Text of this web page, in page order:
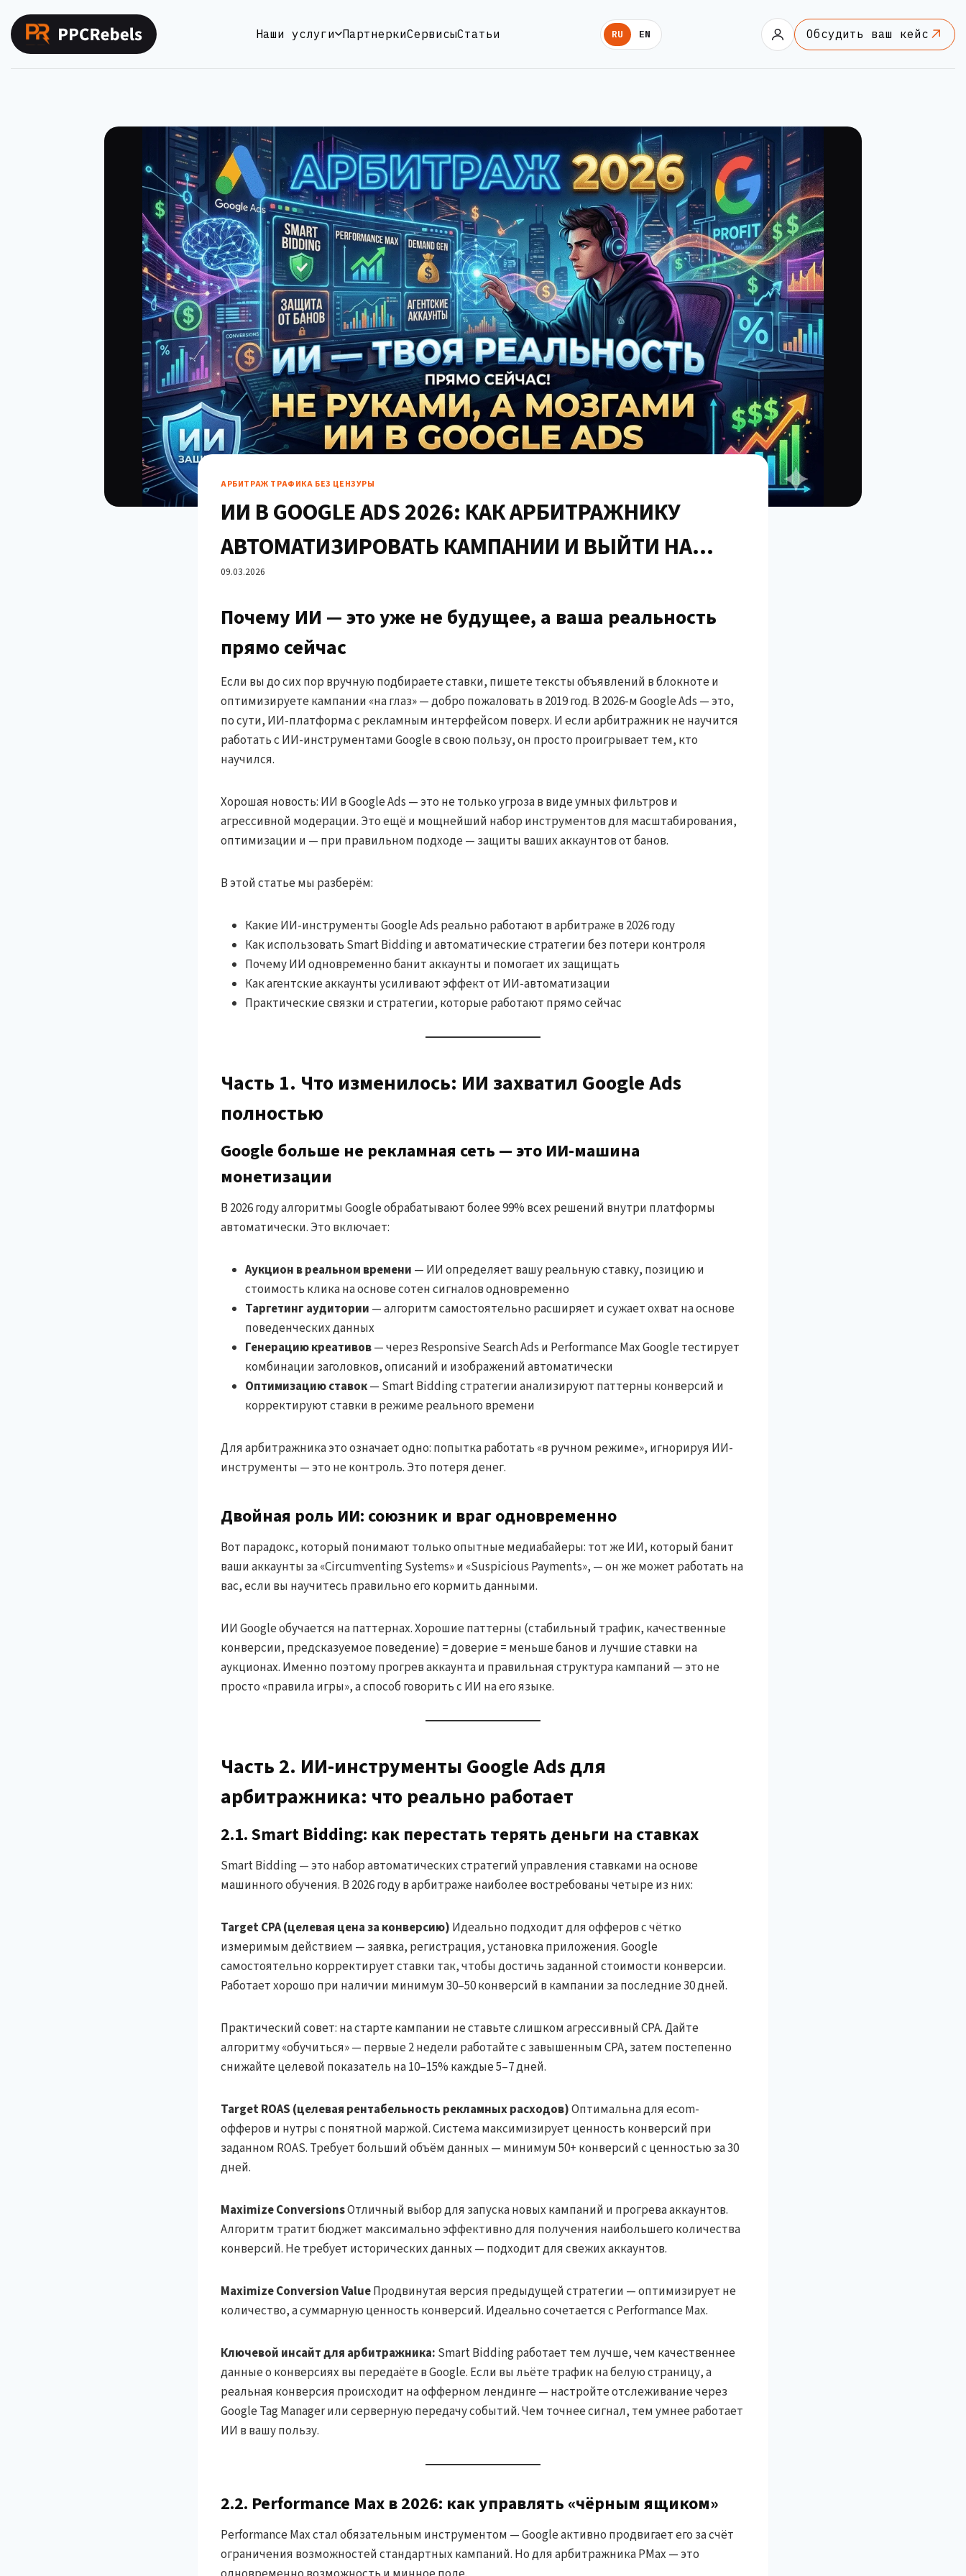
содержимому
Наши услуги ПартнеркиСервисыСтатьи RU EN Обсудить ваш кейс
АРБИТРАЖ ТРАФИКА БЕЗ ЦЕНЗУРЫ
ИИ В GOOGLE ADS 2026: КАК АРБИТРАЖНИКУ
АВТОМАТИЗИРОВАТЬ КАМПАНИИ И ВЫЙТИ НА
НОВЫЙ УРОВЕНЬ (БЕЗ БАНОВ)
09.03.2026
Почему ИИ — это уже не будущее, а ваша реальность
прямо сейчас
Если вы до сих пор вручную подбираете ставки, пишете тексты объявлений в блокноте и
оптимизируете кампании «на глаз» — добро пожаловать в 2019 год. В 2026-м Google Ads — это,
по сути, ИИ-платформа с рекламным интерфейсом поверх. И если арбитражник не научится
работать с ИИ-инструментами Google в свою пользу, он просто проигрывает тем, кто
научился.
Хорошая новость: ИИ в Google Ads — это не только угроза в виде умных фильтров и
агрессивной модерации. Это ещё и мощнейший набор инструментов для масштабирования,
оптимизации и — при правильном подходе — защиты ваших аккаунтов от банов.
В этой статье мы разберём:
Какие ИИ-инструменты Google Ads реально работают в арбитраже в 2026 году
Как использовать Smart Bidding и автоматические стратегии без потери контроля
Почему ИИ одновременно банит аккаунты и помогает их защищать
Как агентские аккаунты усиливают эффект от ИИ-автоматизации
Практические связки и стратегии, которые работают прямо сейчас
Часть 1. Что изменилось: ИИ захватил Google Ads
полностью
Google больше не рекламная сеть — это ИИ-машина
монетизации
В 2026 году алгоритмы Google обрабатывают более 99% всех решений внутри платформы
автоматически. Это включает:
Аукцион в реальном времени — ИИ определяет вашу реальную ставку, позицию и
стоимость клика на основе сотен сигналов одновременно
Таргетинг аудитории — алгоритм самостоятельно расширяет и сужает охват на основе
поведенческих данных
Генерацию креативов— через Responsive Search Ads и Performance Max Google тестирует
комбинации заголовков, описаний и изображений автоматически
Оптимизацию ставок— Smart Bidding стратегии анализируют паттерны конверсий и
корректируют ставки в режиме реального времени
Для арбитражника это означает одно: попытка работать «в ручном режиме», игнорируя ИИ-
инструменты — это не контроль. Это потеря денег.
Двойная роль ИИ: союзник и враг одновременно
Вот парадокс, который понимают только опытные медиабайеры: тот же ИИ, который банит
ваши аккаунты за «Circumventing Systems» и «Suspicious Payments», — он же может работать на
вас, если вы научитесь правильно его кормить данными.
ИИ Google обучается на паттернах. Хорошие паттерны (стабильный трафик, качественные
конверсии, предсказуемое поведение) = доверие = меньше банов и лучшие ставки на
аукционах. Именно поэтому прогрев аккаунта и правильная структура кампаний — это не
просто «правила игры», а способ говорить с ИИ на его языке.
Часть 2. ИИ-инструменты Google Ads для
арбитражника: что реально работает
2.1. Smart Bidding: как перестать терять деньги на ставках
Smart Bidding — это набор автоматических стратегий управления ставками на основе
машинного обучения. В 2026 году в арбитраже наиболее востребованы четыре из них:
Target CPA (целевая цена за конверсию) Идеально подходит для офферов с чётко
измеримым действием — заявка, регистрация, установка приложения. Google
самостоятельно корректирует ставки так, чтобы достичь заданной стоимости конверсии.
Работает хорошо при наличии минимум 30–50 конверсий в кампании за последние 30 дней.
Практический совет: на старте кампании не ставьте слишком агрессивный CPA. Дайте
алгоритму «обучиться» — первые 2 недели работайте с завышенным CPA, затем постепенно
снижайте целевой показатель на 10–15% каждые 5–7 дней.
Target ROAS (целевая рентабельность рекламных расходов)Оптимальна для ecom-
офферов и нутры с понятной маржой. Система максимизирует ценность конверсий при
заданном ROAS. Требует больший объём данных — минимум 50+ конверсий с ценностью за 30
дней.
Maximize ConversionsОтличный выбор для запуска новых кампаний и прогрева аккаунтов.
Алгоритм тратит бюджет максимально эффективно для получения наибольшего количества
конверсий. Не требует исторических данных — подходит для свежих аккаунтов.
Maximize Conversion ValueПродвинутая версия предыдущей стратегии — оптимизирует не
количество, а суммарную ценность конверсий. Идеально сочетается с Performance Max.
Ключевой инсайт для арбитражника: Smart Bidding работает тем лучше, чем качественнее
данные о конверсиях вы передаёте в Google. Если вы льёте трафик на белую страницу, а
реальная конверсия происходит на офферном лендинге — настройте отслеживание через
Google Tag Manager или серверную передачу событий. Чем точнее сигнал, тем умнее работает
ИИ в вашу пользу.
2.2. Performance Max в 2026: как управлять «чёрным ящиком»
Performance Max стал обязательным инструментом — Google активно продвигает его за счёт
ограничения возможностей стандартных кампаний. Но для арбитражника PMax — это